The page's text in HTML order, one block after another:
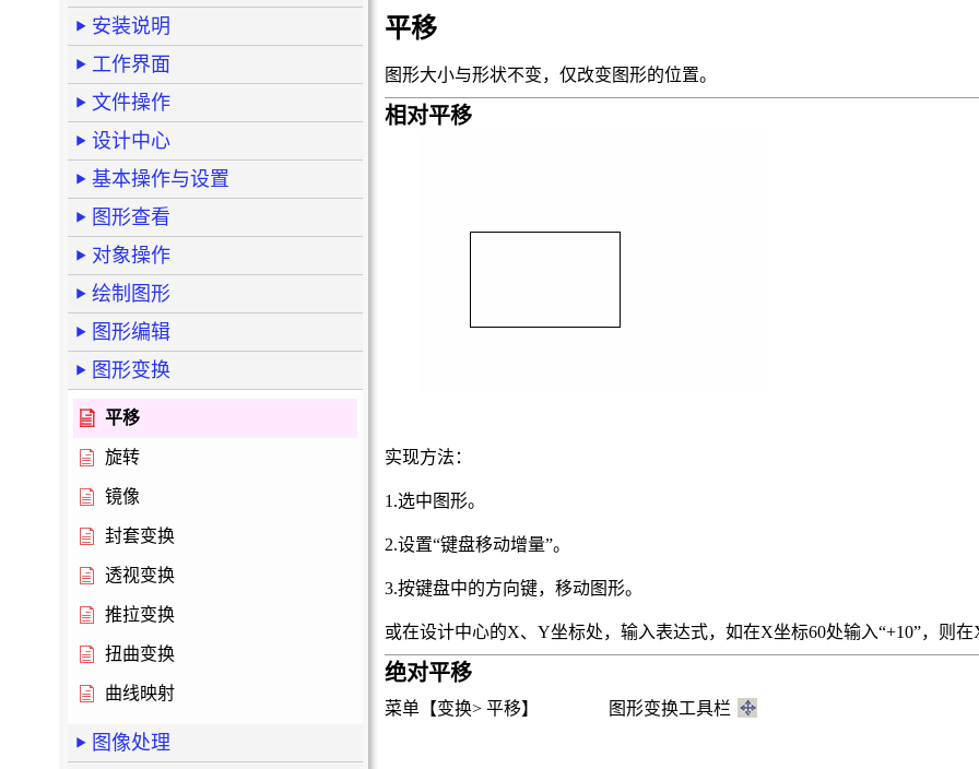
安装说明
工作界面
文件操作
设计中心
基本操作与设置
图形查看
对象操作
绘制图形
图形编辑
图形变换
平移
旋转
镜像
封套变换
透视变换
推拉变换
扭曲变换
曲线映射
图像处理
平移
图形大小与形状不变，仅改变图形的位置。
相对平移
实现方法：
1.选中图形。
2.设置“键盘移动增量”。
3.按键盘中的方向键，移动图形。
或在设计中心的X、Y坐标处，输入表达式，如在X坐标60处输入“+10”，则在
绝对平移
菜单【变换> 平移】 图形变换工具栏